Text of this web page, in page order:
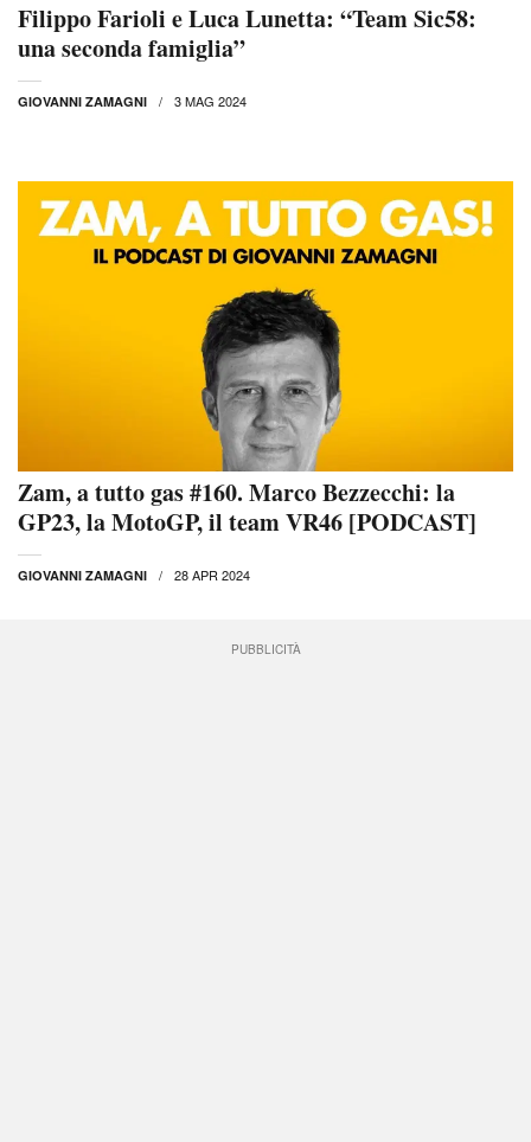
Filippo Farioli e Luca Lunetta: “Team Sic58:
una seconda famiglia”
GIOVANNI ZAMAGNI 3 MAG 2024
Zam, a tutto gas #160. Marco Bezzecchi: la
GP23, la MotoGP, il team VR46 [PODCAST]
GIOVANNI ZAMAGNI 28 APR 2024
PUBBLICITÀ